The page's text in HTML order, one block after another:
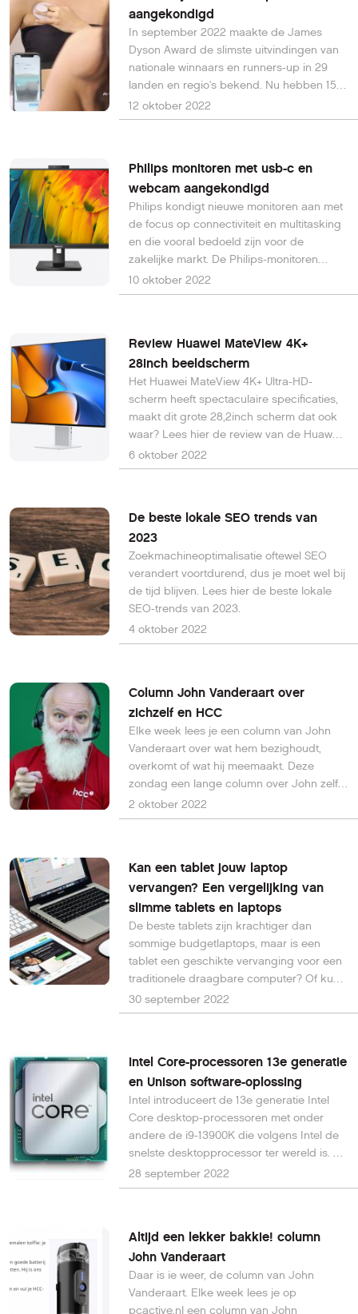
aangekondigd
In september 2022 maakte de James
Dyson Award de slimste uitvindingen van
nationale winnaars en runners-up in 29
landen en regio's bekend. Nu hebben 15
Dyson-ingenieurs, wetenschappers en
ontwerpers de 87 James Dyson Award
12 oktober 2022
Philips monitoren met usb-c en
webcam aangekondigd
Philips kondigt nieuwe monitoren aan met
de focus op connectiviteit en multitasking
en die vooral bedoeld zijn voor de
zakelijke markt. De Philips-monitoren
34B1U5600CH, 24B1U5301H en
27B1U5601H bieden namelijk veel functies
moeten garanderen.
10 oktober 2022
Review Huawei MateView 4K+
28inch beeldscherm
Het Huawei MateView 4K+ Ultra-HD-
scherm heeft spectaculaire specificaties,
maakt dit grote 28,2inch scherm dat ook
waar? Lees hier de review van de Huawei
MateView 4K+.
6 oktober 2022
De beste lokale SEO trends van
2023
Zoekmachineoptimalisatie oftewel SEO
verandert voortdurend, dus je moet wel bij
de tijd blijven. Lees hier de beste lokale
SEO-trends van 2023.
4 oktober 2022
Column John Vanderaart over
zichzelf en HCC
Elke week lees je een column van John
Vanderaart over wat hem bezighoudt,
overkomt of wat hij meemaakt. Deze
zondag een lange column over John zelf
en over HCC.
2 oktober 2022
Kan een tablet jouw laptop
vervangen? Een vergelijking van
slimme tablets en laptops
De beste tablets zijn krachtiger dan
sommige budgetlaptops, maar is een
tablet een geschikte vervanging voor een
traditionele draagbare computer? Of kun
je toch beter een laptop kopen? Lees
meer over de verschillen tussen tablets en
30 september 2022
Intel Core-processoren 13e generatie
en Unison software-oplossing
Intel introduceert de 13e generatie Intel
Core desktop-processoren met onder
andere de i9-13900K die volgens Intel de
snelste desktopprocessor ter wereld is. Er
zijn 6 nieuwe desktop-processors met
maximaal 24 cores, 32 threads en hoge
28 september 2022
Altijd een lekker bakkie! column
John Vanderaart
Daar is ie weer, de column van John
Vanderaart. Elke week lees je op
pcactive.nl een column van John